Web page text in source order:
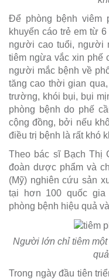
Để phòng bệnh viêm
khuyến cáo trẻ em từ
người cao tuổi, người
tiêm ngừa vắc xin phế
người mắc bệnh về
tăng cao thời gian
trường, khói bụi, bụi
phòng bệnh do phế
cộng đồng, bởi nếu
điều trị bệnh là rất khó
Theo bác sĩ Bạch Thị
đoàn dược phẩm và
(Mỹ) nghiên cứu sản
tại hơn 100 quốc
phòng bệnh hiệu quả
Người lớn chỉ tiêm
Trong ngày đầu tiên